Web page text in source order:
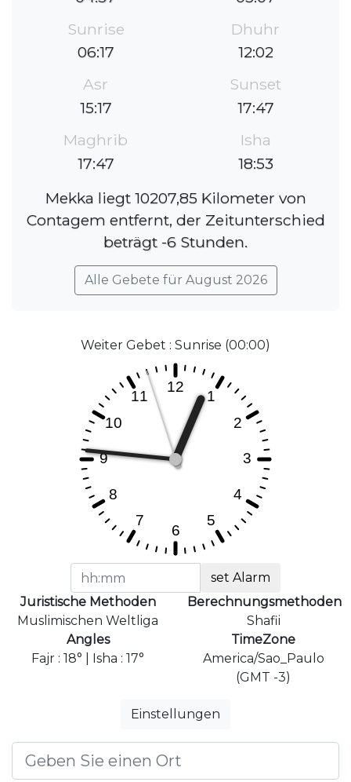
Sunrise
06:17
Dhuhr
12:02
Asr
15:17
Sunset
17:47
Maghrib
17:47
Isha
18:53
Mekka liegt 10207,85 Kilometer von
Contagem entfernt, der Zeitunterschied
beträgt -6 Stunden.
Alle Gebete für August 2026
Weiter Gebet : Sunrise (00:00)
set Alarm
Juristische Methoden
Muslimischen Weltliga
Berechnungsmethoden
Shafii
Angles
Fajr : 18° | Isha : 17°
TimeZone
America/Sao_Paulo
(GMT -3)
Einstellungen